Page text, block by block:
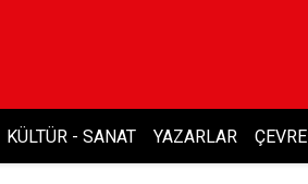
KÜLTÜR - SANAT YAZARLAR ÇEVRE